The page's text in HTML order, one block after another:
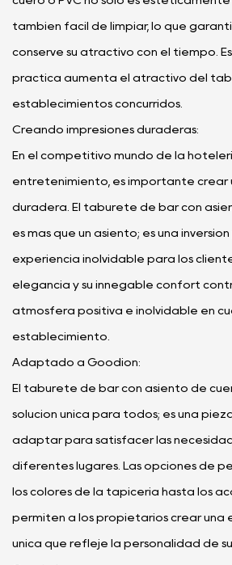
también fácil de limpiar, lo que
conserve su atractivo con el tiempo.
práctica aumenta el atractivo del
establecimientos concurridos.
Creando impresiones duraderas:
En el competitivo mundo de la
entretenimiento, es importante crear
duradera. El taburete de bar con
es más que un asiento; es una
experiencia inolvidable para los
elegancia y su innegable confort
atmósfera positiva e inolvidable en
establecimiento.
Adaptado a Goodion:
El taburete de bar con asiento de
solución única para todos; es una
adaptar para satisfacer las
diferentes lugares. Las opciones de
los colores de la tapicería hasta los
permiten a los propietarios crear una
única que refleje la personalidad de